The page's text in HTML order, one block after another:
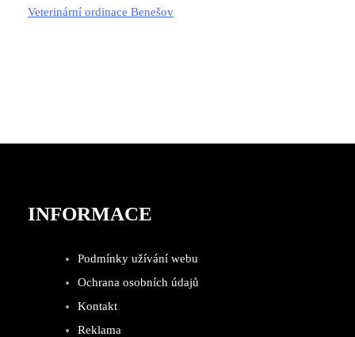
Veterinární ordinace Benešov
INFORMACE
Podmínky užívání webu
Ochrana osobních údajů
Kontakt
Reklama